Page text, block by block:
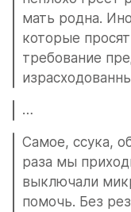
мать родна.
которые
требование
…
Самое, ссука,
раза мы
выключали
помочь. Без